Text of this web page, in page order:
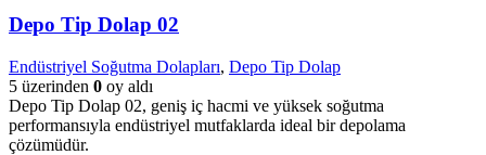
Depo Tip Dolap 02
Endüstriyel Soğutma Dolapları, Depo Tip Dolap
5 üzerinden 0 oy aldı
Depo Tip Dolap 02, geniş iç hacmi ve yüksek soğutma
performansıyla endüstriyel mutfaklarda ideal bir depolama
çözümüdür.